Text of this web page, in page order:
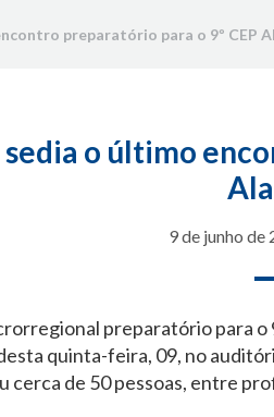
preparatório para o 9º CEP
o último
9 de junho de
preparatório para o
quinta-feira, 09, no
cerca de 50 pessoas, entre